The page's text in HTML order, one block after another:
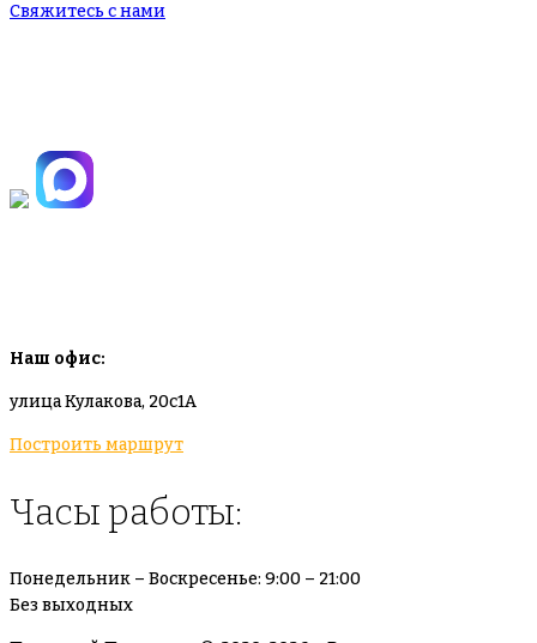
Свяжитесь с нами
Наш офис:
улица Кулакова, 20с1А
Построить маршрут
Часы работы:
Понедельник – Воскресенье: 9:00 – 21:00
Без выходных